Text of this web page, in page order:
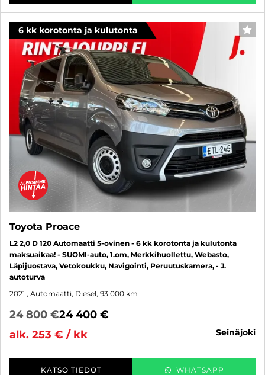
6 kk korotonta ja kulutonta
Toyota Proace
L2 2,0 D 120 Automaatti 5-ovinen - 6 kk korotonta ja kulutonta
maksuaikaa! - SUOMI-auto, 1.om, Merkkihuollettu, Webasto,
Läpijuostava, Vetokoukku, Navigointi, Peruutuskamera, - J.
autoturva
2021 , Automaatti, Diesel, 93 000 km
24 800 €24 400 €
alk. 253 € / kk
seinäjoki
KATSO TIEDOT WHATSAPP